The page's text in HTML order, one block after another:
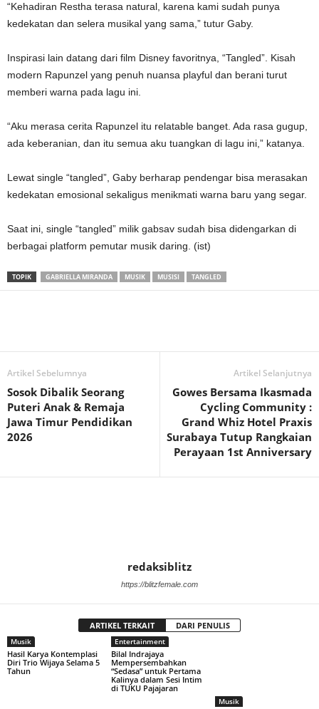
“Kehadiran Restha terasa natural, karena kami sudah punya
kedekatan dan selera musikal yang sama,” tutur Gaby.
Inspirasi lain datang dari film Disney favoritnya, “Tangled”. Kisah
modern Rapunzel yang penuh nuansa playful dan berani turut
memberi warna pada lagu ini.
“Aku merasa cerita Rapunzel itu relatable banget. Ada rasa gugup,
ada keberanian, dan itu semua aku tuangkan di lagu ini,” katanya.
Lewat single “tangled”, Gaby berharap pendengar bisa merasakan
kedekatan emosional sekaligus menikmati warna baru yang segar.
Saat ini, single “tangled” milik gabsav sudah bisa didengarkan di
berbagai platform pemutar musik daring. (ist)
TOPIK GABRIELLA MIRANDA MUSIK MUSISI TANGLED
Artikel Sebelumnya
Sosok Dibalik Seorang
Puteri Anak & Remaja
Jawa Timur Pendidikan
2026
Artikel Selanjutnya
Gowes Bersama Ikasmada
Cycling Community :
Grand Whiz Hotel Praxis
Surabaya Tutup Rangkaian
Perayaan 1st Anniversary
redaksiblitz
https://blitzfemale.com
ARTIKEL TERKAIT DARI PENULIS
Musik
Hasil Karya Kontemplasi
Diri Trio Wijaya Selama 5
Tahun
Entertainment
Bilal Indrajaya
Mempersembahkan
“Sedasa” untuk Pertama
Kalinya dalam Sesi Intim
di TUKU Pajajaran
Musik